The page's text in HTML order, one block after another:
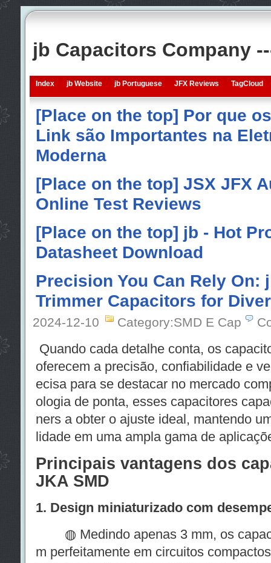
jb Capacitors Company
Index jb Website jb Portuguese JFX Reviews TagCloud
[Place on the top] Por que
Link são Importantes na
Moderna
[Place on the top] JSX JFX
Online Test Reviews
[Place on the top] jb - Hot
Datasheet Download
Precision You Can Rely On:
Trimmer Capacitors for
2024-12-10 Category:SMD E Cap
Quando cada detalhe conta, os
oferecem a precisão, confiabilidade e
ecisa para se destacar no mercado
ologia de ponta, esses capacitores
ners a obter o ajuste ideal, mantendo
lidade em uma ampla gama de
Principais vantagens dos
JKA SMD
1. Design miniaturizado com
◍ Medindo apenas 3 mm, os
m perfeitamente em circuitos